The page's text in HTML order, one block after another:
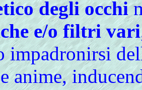
degli occhi
e/o filtri vari
impadronirsi
anime,